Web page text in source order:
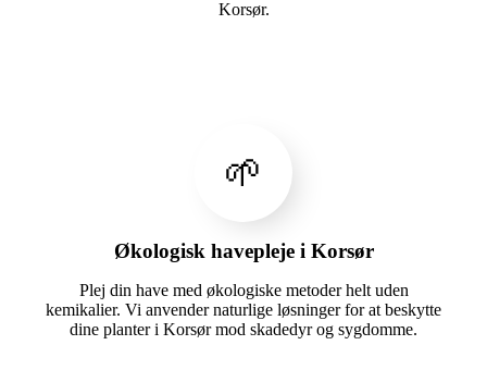
Korsør.
🌱
Økologisk havepleje i Korsør
Plej din have med økologiske metoder helt uden
kemikalier. Vi anvender naturlige løsninger for at beskytte
dine planter i Korsør mod skadedyr og sygdomme.